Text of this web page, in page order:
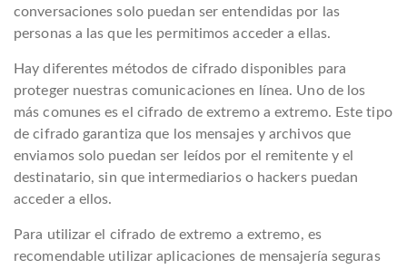
conversaciones solo puedan ser entendidas por las
personas a las que les permitimos acceder a ellas.
Hay diferentes métodos de cifrado disponibles para
proteger nuestras comunicaciones en línea. Uno de los
más comunes es el cifrado de extremo a extremo. Este tipo
de cifrado garantiza que los mensajes y archivos que
enviamos solo puedan ser leídos por el remitente y el
destinatario, sin que intermediarios o hackers puedan
acceder a ellos.
Para utilizar el cifrado de extremo a extremo, es
recomendable utilizar aplicaciones de mensajería seguras